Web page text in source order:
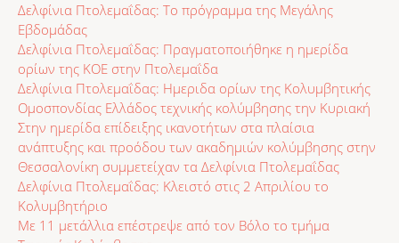
Δελφίνια Πτολεμαΐδας: Το πρόγραμμα της Μεγάλης
Εβδομάδας
Δελφίνια Πτολεμαΐδας: Πραγματοποιήθηκε η ημερίδα
ορίων της ΚΟΕ στην Πτολεμαΐδα
Δελφίνια Πτολεμαΐδας: Ημεριδα ορίων της Κολυμβητικής
Ομοσπονδίας Ελλάδος τεχνικής κολύμβησης την Κυριακή
Στην ημερίδα επίδειξης ικανοτήτων στα πλαίσια
ανάπτυξης και προόδου των ακαδημιών κολύμβησης στην
Θεσσαλονίκη συμμετείχαν τα Δελφίνια Πτολεμαΐδας
Δελφίνια Πτολεμαΐδας: Κλειστό στις 2 Απριλίου το
Κολυμβητήριο
Με 11 μετάλλια επέστρεψε από τον Βόλο το τμήμα